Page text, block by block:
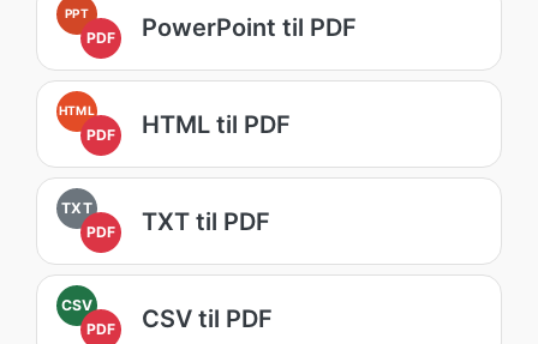
PPT
PDF PowerPoint til PDF
HTML
PDF HTML til PDF
TXT
PDF
TXT til PDF
CSV
PDF
CSV til PDF